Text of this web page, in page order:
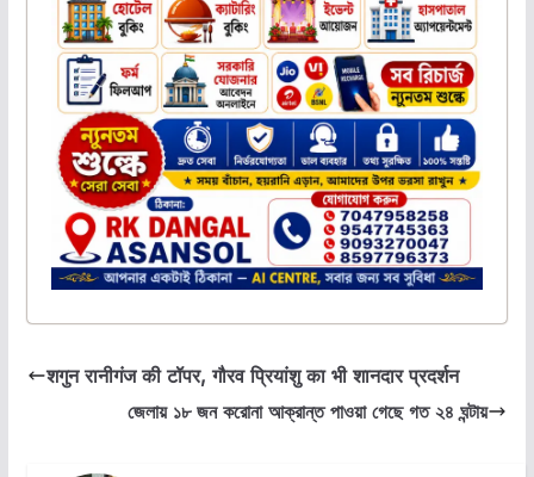
शगुन रानीगंज की टॉपर, गौरव प्रियांशु का भी शानदार प्रदर्शन
জেলায় ১৮ জন করোনা আক্রান্ত পাওয়া গেছে গত ২৪ ঘন্টায়